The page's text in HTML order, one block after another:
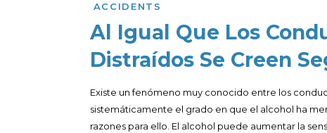
ACCIDENTS
Al Igual Que Los
Distraídos Se Creen
Existe un fenómeno muy conocido entre los
sistemáticamente el grado en que el alcohol ha
razones para ello. El alcohol puede aumentar la